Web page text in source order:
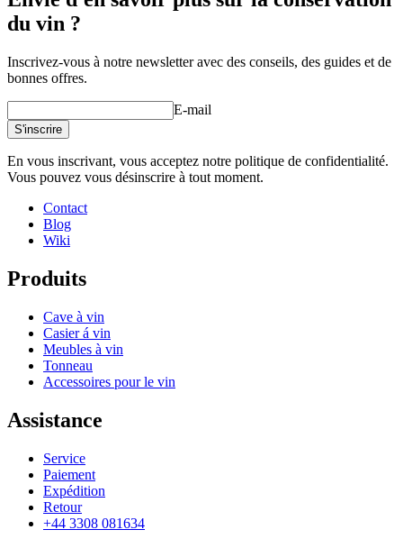
du vin ?
Inscrivez-vous à notre newsletter avec des conseils, des guides et de
bonnes offres.
E-mail
S'inscrire
En vous inscrivant, vous acceptez notre politique de confidentialité.
Vous pouvez vous désinscrire à tout moment.
Contact
Blog
Wiki
Produits
Cave à vin
Casier á vin
Meubles à vin
Tonneau
Accessoires pour le vin
Assistance
Service
Paiement
Expédition
Retour
+44 3308 081634